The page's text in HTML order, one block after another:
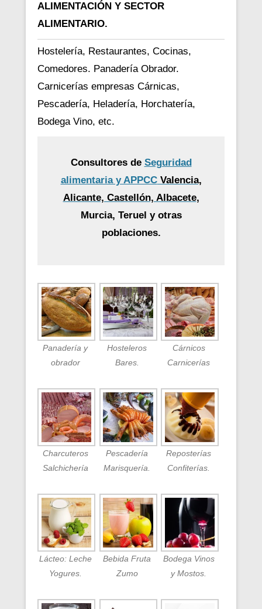
ALIMENTACIÓN Y SECTOR
ALIMENTARIO.
Hostelería, Restaurantes, Cocinas,
Comedores. Panadería Obrador.
Carnicerías empresas Cárnicas,
Pescadería, Heladería, Horchatería,
Bodega Vino, etc.
Consultores de Seguridad
alimentaria y APPCCValencia,
Alicante, Castellón, Albacete,
Murcia, Teruel y otras
poblaciones.
Panadería y
obrador
Hosteleros
Bares.
Cárnicos
Carnicerías
Charcuteros
Salchichería
Pescadería
Marisquería.
Reposterías
Confiterías.
Lácteo: Leche
Yogures.
Bebida Fruta
Zumo
Bodega Vinos
y Mostos.